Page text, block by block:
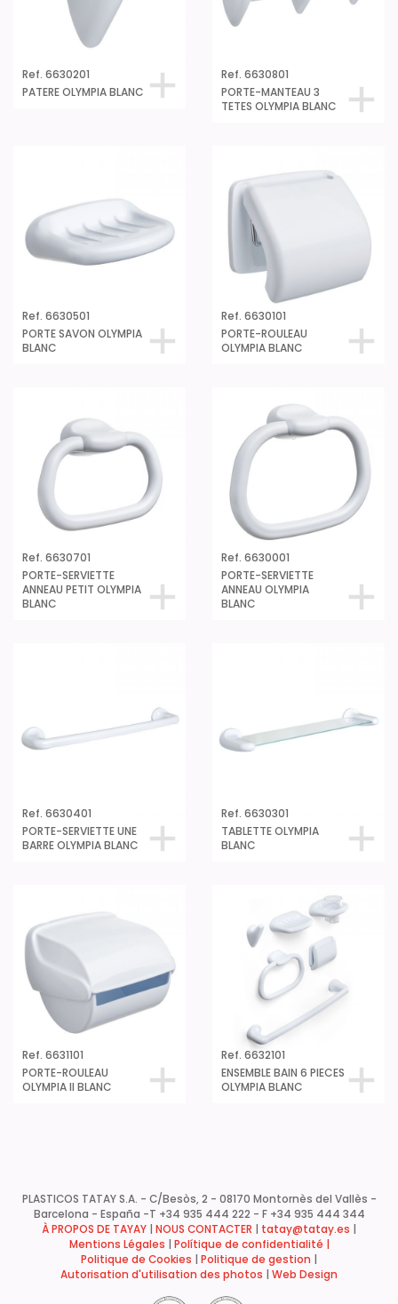
Ref. 6630201
PATERE OLYMPIA BLANC
Ref. 6630801
PORTE-MANTEAU 3
TETES OLYMPIA BLANC
Ref. 6630501
PORTE SAVON OLYMPIA
BLANC
Ref. 6630101
PORTE-ROULEAU
OLYMPIA BLANC
Ref. 6630701
PORTE-SERVIETTE
ANNEAU PETIT OLYMPIA
BLANC
Ref. 6630001
PORTE-SERVIETTE
ANNEAU OLYMPIA
BLANC
Ref. 6630401
PORTE-SERVIETTE UNE
BARRE OLYMPIA BLANC
Ref. 6630301
TABLETTE OLYMPIA
BLANC
Ref. 6631101
PORTE-ROULEAU
OLYMPIA II BLANC
Ref. 6632101
ENSEMBLE BAIN 6 PIECES
OLYMPIA BLANC
PLASTICOS TATAY S.A. - C/Besòs, 2 - 08170 Montornès del Vallès -
Barcelona - España -T +34 935 444 222 - F +34 935 444 344
À PROPOS DE TAYAY
NOUS CONTACTER tatay@tatay.es
Mentions Légales
Polítique de confidentialité |
Politique de Cookies
Politique de gestion
Autorisation d'utilisation des photos
Web Design